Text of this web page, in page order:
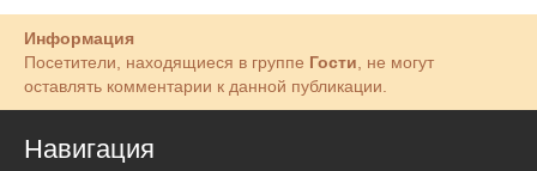
Информация
Посетители, находящиеся в группе Гости, не могут
оставлять комментарии к данной публикации.
Навигация